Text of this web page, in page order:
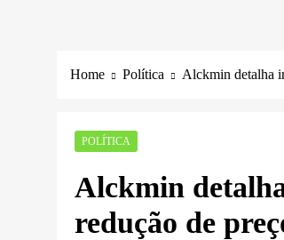
Home Política Alckmin detalha
POLÍTICA
Alckmin
redução de